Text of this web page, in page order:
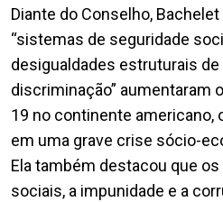
Diante do Conselho,
“sistemas de seguridade
desigualdades estruturais de
discriminação” aumentaram
19 no continente americano,
em uma grave crise sócio-
Ela também destacou que
sociais, a impunidade e a